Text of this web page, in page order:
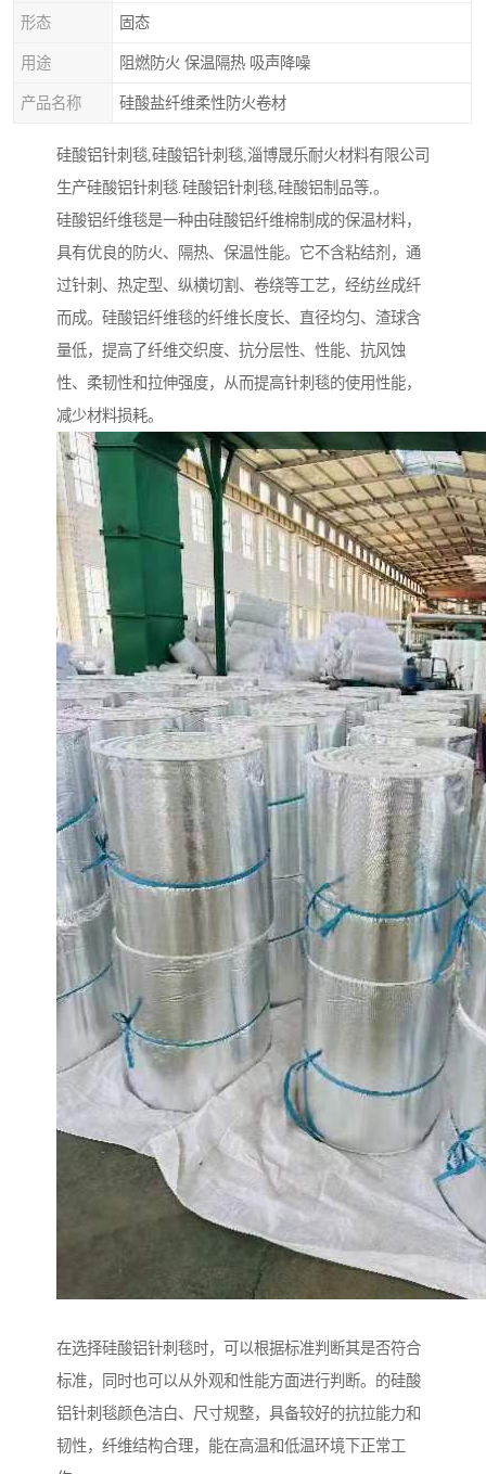
形态 固态
用途 阻燃防火 保温隔热 吸声降噪
产品名称 硅酸盐纤维柔性防火卷材
硅酸铝针刺毯,硅酸铝针刺毯,淄博晟乐耐火材料有限公司
生产硅酸铝针刺毯.硅酸铝针刺毯,硅酸铝制品等,。
硅酸铝纤维毯是一种由硅酸铝纤维棉制成的保温材料，
具有优良的防火、隔热、保温性能。它不含粘结剂，通
过针刺、热定型、纵横切割、卷绕等工艺，经纺丝成纤
而成。硅酸铝纤维毯的纤维长度长、直径均匀、渣球含
量低，提高了纤维交织度、抗分层性、性能、抗风蚀
性、柔韧性和拉伸强度，从而提高针刺毯的使用性能，
减少材料损耗。
在选择硅酸铝针刺毯时，可以根据标准判断其是否符合
标准，同时也可以从外观和性能方面进行判断。的硅酸
铝针刺毯颜色洁白、尺寸规整，具备较好的抗拉能力和
韧性，纤维结构合理，能在高温和低温环境下正常工